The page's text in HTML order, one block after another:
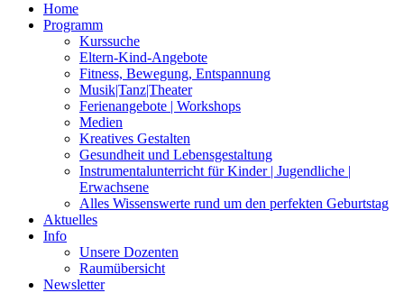
Home
Programm
Kurssuche
Eltern-Kind-Angebote
Fitness, Bewegung, Entspannung
Musik|Tanz|Theater
Ferienangebote | Workshops
Medien
Kreatives Gestalten
Gesundheit und Lebensgestaltung
Instrumentalunterricht für Kinder | Jugendliche |
Erwachsene
Alles Wissenswerte rund um den perfekten Geburtstag
Aktuelles
Info
Unsere Dozenten
Raumübersicht
Newsletter